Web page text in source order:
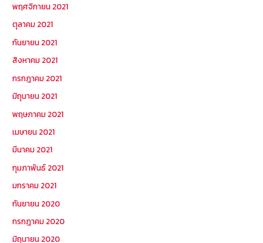
พฤศจิกายน 2021
ตุลาคม 2021
กันยายน 2021
สิงหาคม 2021
กรกฎาคม 2021
มิถุนายน 2021
พฤษภาคม 2021
เมษายน 2021
มีนาคม 2021
กุมภาพันธ์ 2021
มกราคม 2021
กันยายน 2020
กรกฎาคม 2020
มิถุนายน 2020